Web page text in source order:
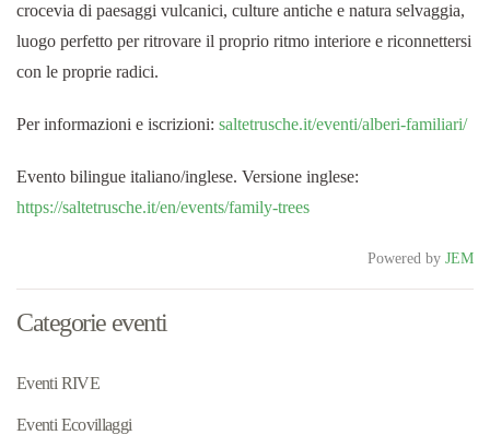
crocevia di paesaggi vulcanici, culture antiche e natura selvaggia,
luogo perfetto per ritrovare il proprio ritmo interiore e riconnettersi
con le proprie radici.
Per informazioni e iscrizioni: saltetrusche.it/eventi/alberi-familiari/
Evento bilingue italiano/inglese. Versione inglese:
https://saltetrusche.it/en/events/family-trees
Powered by JEM
Categorie eventi
Eventi RIVE
Eventi Ecovillaggi